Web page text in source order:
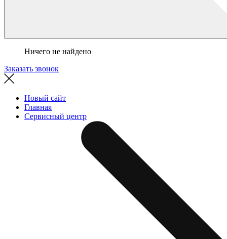
Ничего не найдено
Заказать звонок
Новый сайт
Главная
Сервисный центр